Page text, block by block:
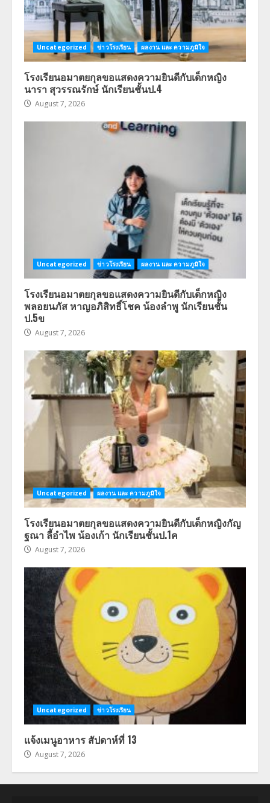
Uncategorized ข่าวโรงเรียน ผลงาน และ ความภูมิใจ
โรงเรียนอมาตยกุลขอแสดงความยินดีกับเด็กหญิง
นารา สุวรรณรักษ์ นักเรียนชั้นป.4
August 7, 2026
Uncategorized ข่าวโรงเรียน ผลงาน และ ความภูมิใจ
โรงเรียนอมาตยกุลขอแสดงความยินดีกับเด็กหญิง
พลอยนภัส หาญอภิสิทธิ์โชค น้องลำพู นักเรียนชั้น
ป.5ข
August 7, 2026
Uncategorized ผลงาน และ ความภูมิใจ
โรงเรียนอมาตยกุลขอแสดงความยินดีกับเด็กหญิงกัญ
ฐณา ลี้อำไพ น้องเก้า นักเรียนชั้นป.1ค
August 7, 2026
Uncategorized ข่าวโรงเรียน
แจ้งเมนูอาหาร สัปดาห์ที่ 13
August 7, 2026